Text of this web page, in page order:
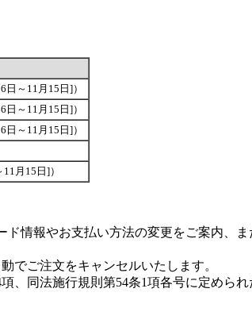
日～11月15日]）
日～11月15日]）
日～11月15日]）
月15日]）
情報やお支払い方法の変更をご案内、ま
でご注文をキャンセルいたします。
、同法施行規則第54条1項各号に定めら